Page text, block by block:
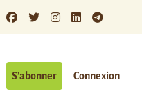
S’abonner Connexion